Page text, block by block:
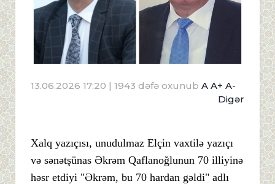
13.06.2026 17:20 | 1943 dəfə oxunub A A+ A-
Digər
Xalq yazıçısı, unudulmaz Elçin vaxtilə yazıçı
və sənətşünas Əkrəm Qaflanoğlunun 70 illiyinə
həsr etdiyi "Əkrəm, bu 70 hardan gəldi" adlı